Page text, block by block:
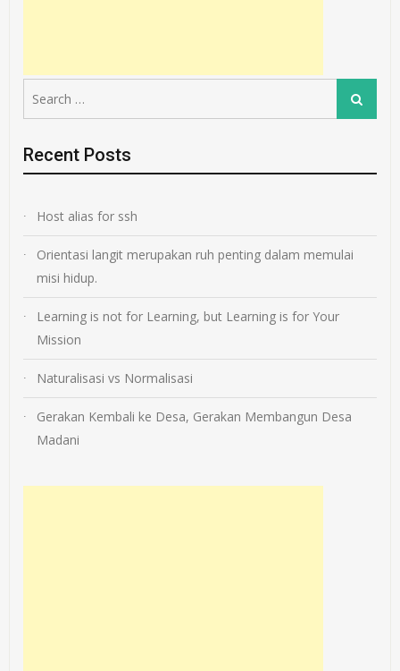
for:
Search
Recent Posts
Host alias for ssh
Orientasi langit merupakan ruh penting dalam memulai
misi hidup.
Learning is not for Learning, but Learning is for Your
Mission
Naturalisasi vs Normalisasi
Gerakan Kembali ke Desa, Gerakan Membangun Desa
Madani